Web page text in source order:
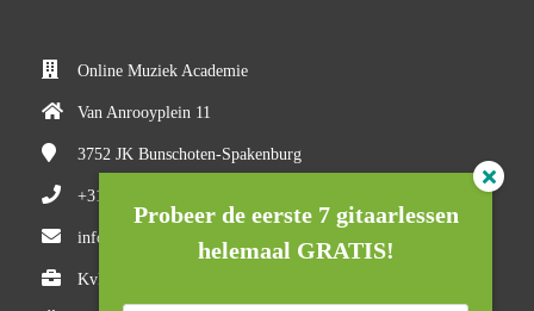
Online Muziek Academie
Van Anrooyplein 11
3752 JK Bunschoten-Spakenburg
+31(0)618710527
info@onlinemuziekacademie.nl
KvK nummer: 84983205
Probeer de eerste 7 gitaarlessen
helemaal GRATIS!